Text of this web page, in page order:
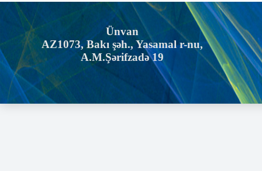
Ünvan
AZ1073, Bakı şəh., Yasamal r-nu,
A.M.Şərifzadə 19